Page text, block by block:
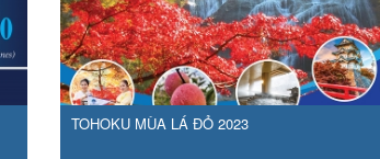
TOHOKU MÙA LÁ ĐỎ 2023